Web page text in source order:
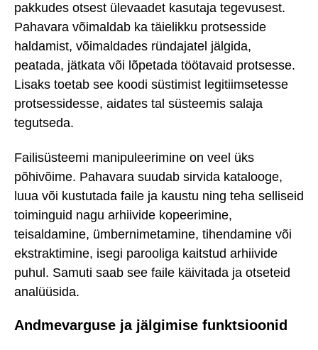
pakkudes otsest ülevaadet kasutaja tegevusest.
Pahavara võimaldab ka täielikku protsesside
haldamist, võimaldades ründajatel jälgida,
peatada, jätkata või lõpetada töötavaid protsesse.
Lisaks toetab see koodi süstimist legitiimsetesse
protsessidesse, aidates tal süsteemis salaja
tegutseda.
Failisüsteemi manipuleerimine on veel üks
põhivõime. Pahavara suudab sirvida katalooge,
luua või kustutada faile ja kaustu ning teha selliseid
toiminguid nagu arhiivide kopeerimine,
teisaldamine, ümbernimetamine, tihendamine või
ekstraktimine, isegi parooliga kaitstud arhiivide
puhul. Samuti saab see faile käivitada ja otseteid
analüüsida.
Andmevarguse ja jälgimise funktsioonid